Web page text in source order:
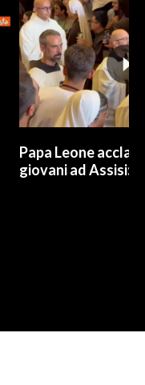
Papa Leone
giovani ad Assisi: